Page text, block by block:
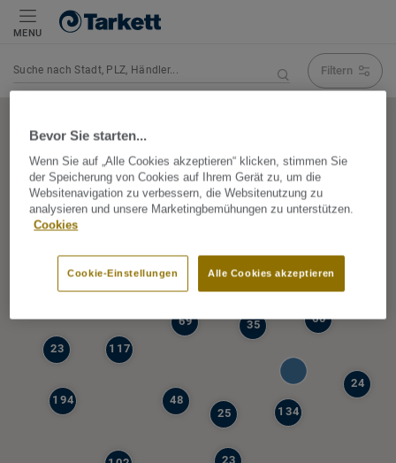
MENU
Filtern
194
77
117
39
69
134
23
35
23
48
60
24
25
Bevor Sie starten...
Wenn Sie auf „Alle Cookies akzeptieren“ klicken, stimmen Sie
der Speicherung von Cookies auf Ihrem Gerät zu, um die
Websitenavigation zu verbessern, die Websitenutzung zu
analysieren und unsere Marketingbemühungen zu unterstützen.
Cookies
Alle Cookies akzeptieren
Cookie-Einstellungen